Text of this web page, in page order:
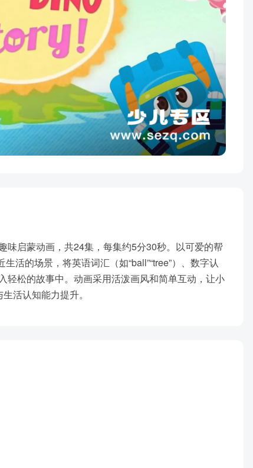
味启蒙动画，共24集，每集约5分30秒。以可爱的帮
活的场景，将英语词汇（如“ball”“tree”）、数字认
轻松的故事中。动画采用活泼画风和简单互动，让小
活认知能力提升。